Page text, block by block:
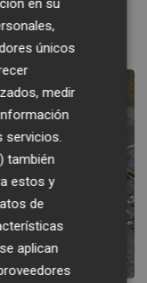
Antoniano -
únicos
medir
servicios.
también
estos y
de
aplican